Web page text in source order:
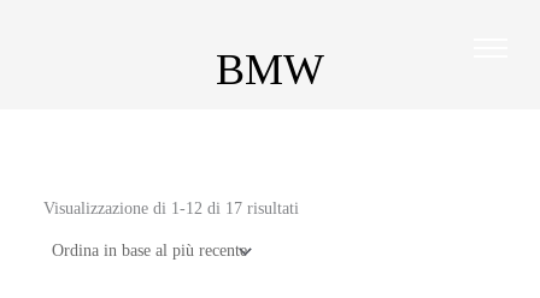
BMW
Visualizzazione di 1-12 di 17 risultati
al
più
recente